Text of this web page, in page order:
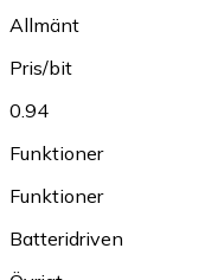
Allmänt
Pris/bit
0.94
Funktioner
Funktioner
Batteridriven